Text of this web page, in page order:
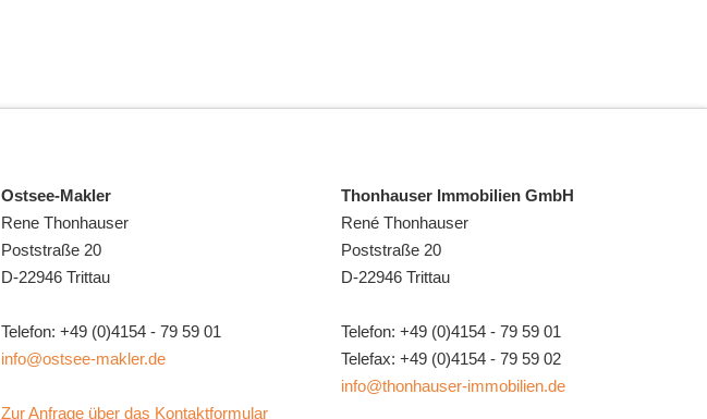
Ostsee-Makler
Rene Thonhauser
Poststraße 20
D-22946 Trittau
Telefon: +49 (0)4154 - 79 59 01
info@ostsee-makler.de
Zur Anfrage über das Kontaktformular
Thonhauser Immobilien GmbH
René Thonhauser
Poststraße 20
D-22946 Trittau
Telefon: +49 (0)4154 - 79 59 01
Telefax: +49 (0)4154 - 79 59 02
info@thonhauser-immobilien.de